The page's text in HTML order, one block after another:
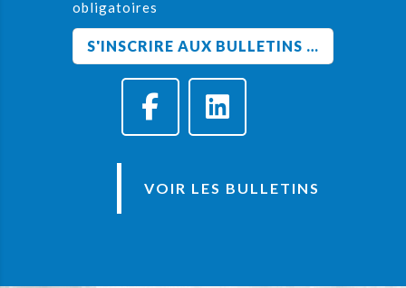
obligatoires
VOIR LES BULLETINS